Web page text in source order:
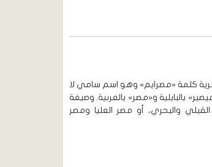
كلمة «مصرايم» وهو اسم سامي لا
بالبابلية و«مصر» بالعربية. وصيغة
والبحري، أو مصر العليا ومصر